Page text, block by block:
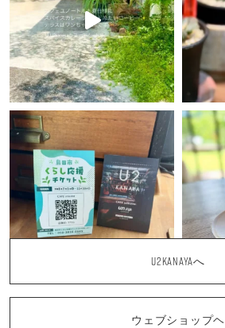
U2KANAYAへ
ウェブショップヘ